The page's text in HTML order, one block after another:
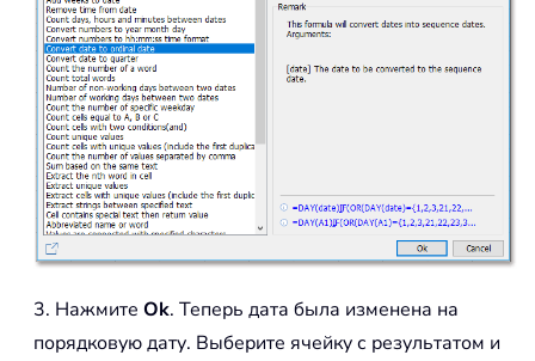
3. Нажмите Ok. Теперь дата была изменена на
порядковую дату. Выберите ячейку с результатом и